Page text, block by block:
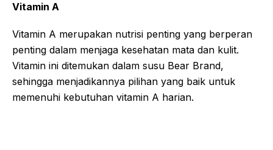
Vitamin A
Vitamin A merupakan nutrisi penting yang berperan
penting dalam menjaga kesehatan mata dan kulit.
Vitamin ini ditemukan dalam susu Bear Brand,
sehingga menjadikannya pilihan yang baik untuk
memenuhi kebutuhan vitamin A harian.